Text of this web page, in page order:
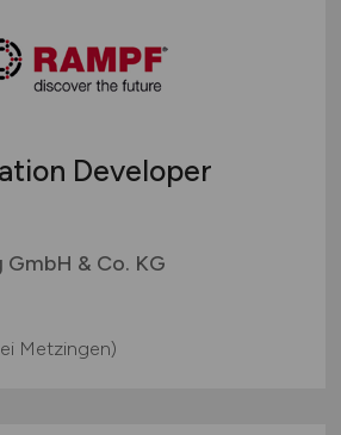
Developer
& Co. KG
Metzingen)